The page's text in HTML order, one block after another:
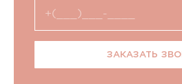
ЗАКАЗАТЬ